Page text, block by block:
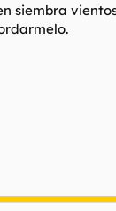
siembra